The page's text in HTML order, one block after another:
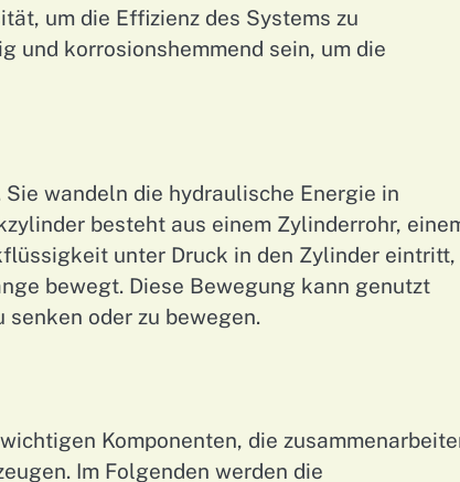
um die Effizienz des Systems zu
und korrosionshemmend sein, um die
wandeln die hydraulische Energie in
besteht aus einem Zylinderrohr,
unter Druck in den Zylinder eintritt,
bewegt. Diese Bewegung kann genutzt
senken oder zu bewegen.
Komponenten, die
Im Folgenden werden die